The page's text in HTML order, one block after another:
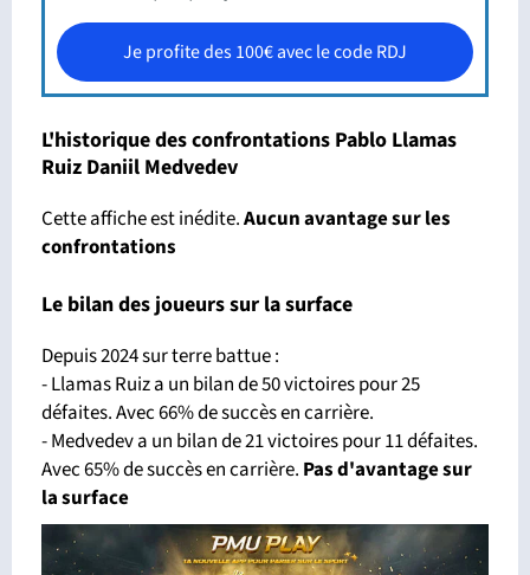
Je profite des 100€ avec le code RDJ
L'historique des confrontations Pablo Llamas
Ruiz Daniil Medvedev
Cette affiche est inédite.Aucun avantage sur les
confrontations
Le bilan des joueurs sur la surface
Depuis 2024 sur terre battue :
- Llamas Ruiz a un bilan de 50 victoires pour 25
défaites. Avec 66% de succès en carrière.
- Medvedev a un bilan de 21 victoires pour 11 défaites.
Avec 65% de succès en carrière. Pas d'avantage sur
la surface